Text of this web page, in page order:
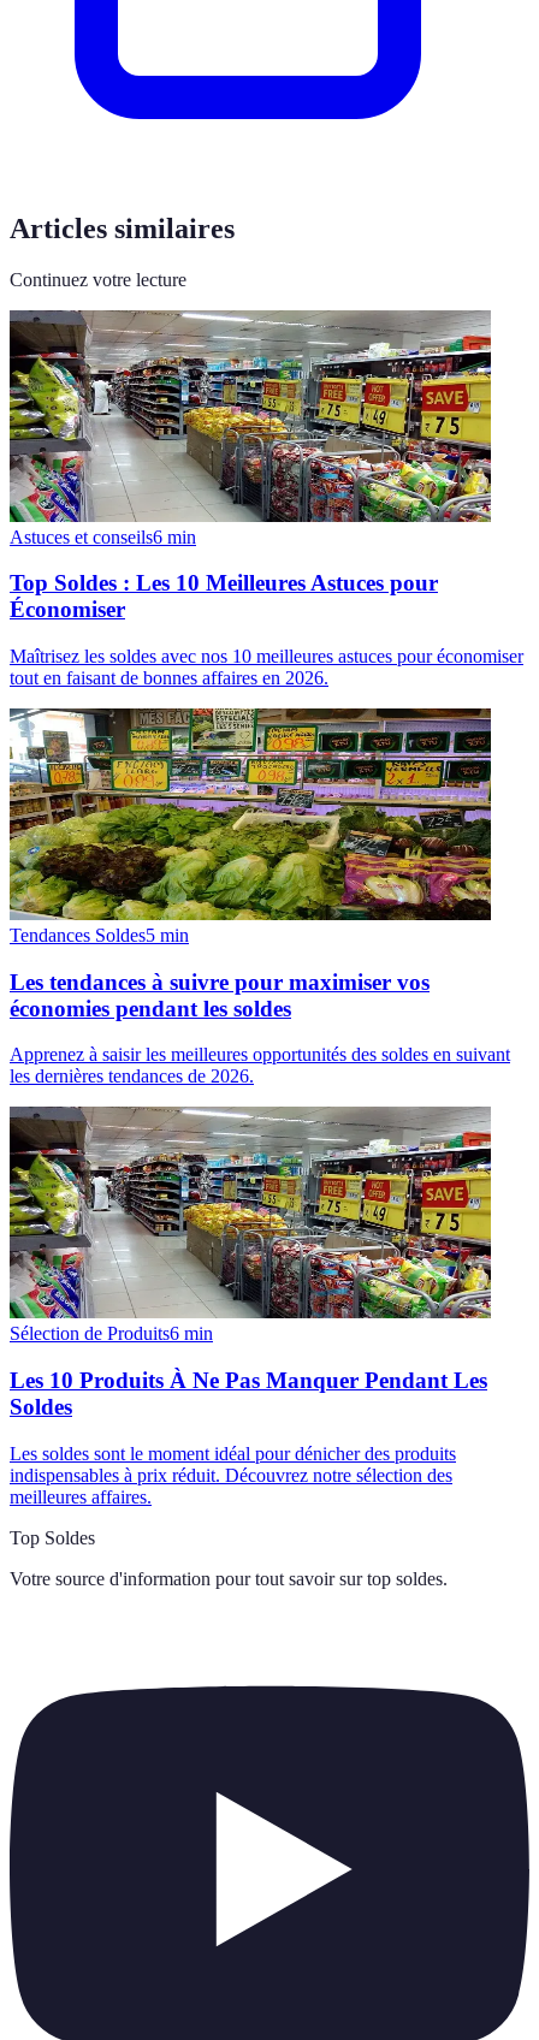
Articles similaires
Continuez votre lecture
Astuces et conseils6 min
Top Soldes : Les 10 Meilleures Astuces pour
Économiser
Maîtrisez les soldes avec nos 10 meilleures astuces pour économiser
tout en faisant de bonnes affaires en 2026.
Tendances Soldes5 min
Les tendances à suivre pour maximiser vos
économies pendant les soldes
Apprenez à saisir les meilleures opportunités des soldes en suivant
les dernières tendances de 2026.
Sélection de Produits6 min
Les 10 Produits À Ne Pas Manquer Pendant Les
Soldes
Les soldes sont le moment idéal pour dénicher des produits
indispensables à prix réduit. Découvrez notre sélection des
meilleures affaires.
Top Soldes
Votre source d'information pour tout savoir sur top soldes.